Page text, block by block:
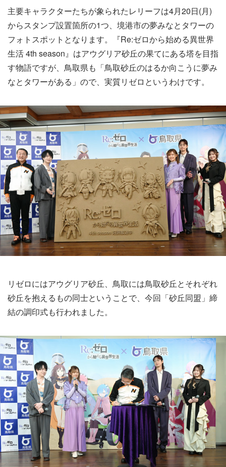
主要キャラクターたちが象られたレリーフは4月20日(月)
からスタンプ設置箇所の1つ、境港市の夢みなとタワーの
フォトスポットとなります。『Re:ゼロから始める異世界
生活 4th season』はアウグリア砂丘の果てにある塔を目指
す物語ですが、鳥取県も「鳥取砂丘のはるか向こうに夢み
なとタワーがある」ので、実質リゼロというわけです。
リゼロにはアウグリア砂丘、鳥取には鳥取砂丘とそれぞれ
砂丘を抱えるもの同士ということで、今回「砂丘同盟」締
結の調印式も行われました。